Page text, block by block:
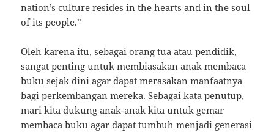
nation’s culture resides in the hearts and in the soul
of its people.”
Oleh karena itu, sebagai orang tua atau pendidik,
sangat penting untuk membiasakan anak membaca
buku sejak dini agar dapat merasakan manfaatnya
bagi perkembangan mereka. Sebagai kata penutup,
mari kita dukung anak-anak kita untuk gemar
membaca buku agar dapat tumbuh menjadi generasi